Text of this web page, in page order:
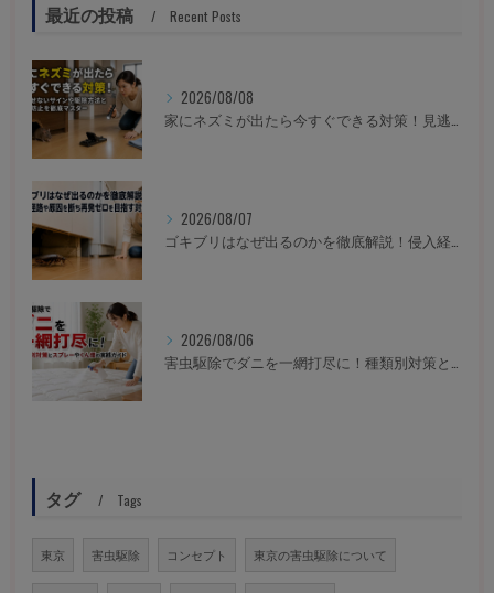
最近の投稿 Recent Posts
2026/08/08
家にネズミが出たら今すぐできる対策！見逃せないサインや駆除方法と再発防止を徹底マスター
2026/08/07
ゴキブリはなぜ出るのかを徹底解説！侵入経路や原因を断ち再発ゼロを目指す対策
2026/08/06
害虫駆除でダニを一網打尽に！種類別対策とスプレーやくん煙の実践ガイド
タグ Tags
東京 害虫駆除 コンセプト 東京の害虫駆除について